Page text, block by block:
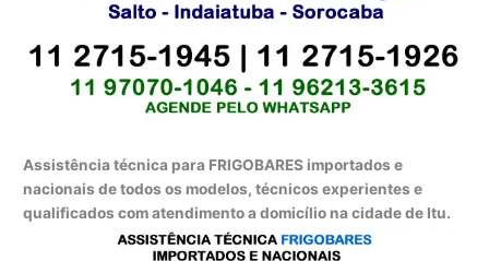
Assistência técnica para FRIGOBARES importados e
nacionais de todos os modelos, técnicos experientes e
qualificados com atendimento a domicílio na cidade de Itu.